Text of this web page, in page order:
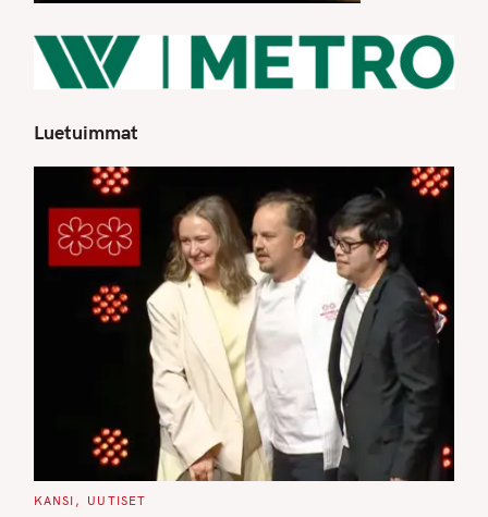
Luetuimmat
C
KANSI UUTISET